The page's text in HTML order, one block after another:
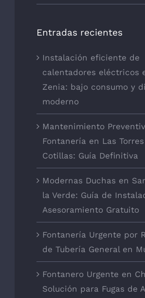
Entradas recientes
Instalación eficiente de
calentadores eléctricos
Zenia: bajo consumo y
moderno
Mantenimiento
Fontanería en Las
Cotillas: Guía Definitiva
Modernas Duchas en
la Verde: Guía de
Asesoramiento Gratuito
Fontanería Urgente por
de Tubería General en
Fontanero Urgente en
Solución para Fugas de